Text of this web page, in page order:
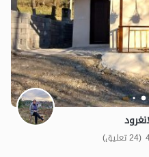
(24 تعليق)